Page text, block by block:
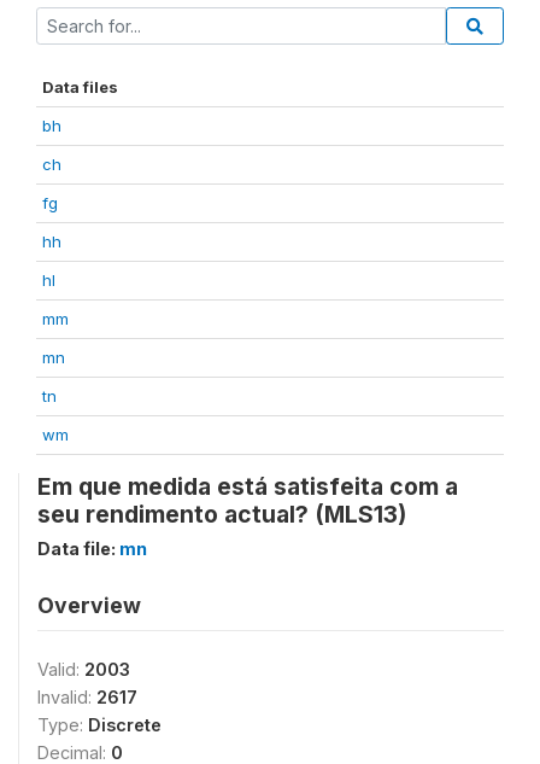
Data files
bh
ch
fg
hh
hl
mm
mn
tn
wm
Em que medida está satisfeita com a
seu rendimento actual? (MLS13)
Data file: mn
Overview
Valid: 2003
Invalid: 2617
Type: Discrete
Decimal: 0